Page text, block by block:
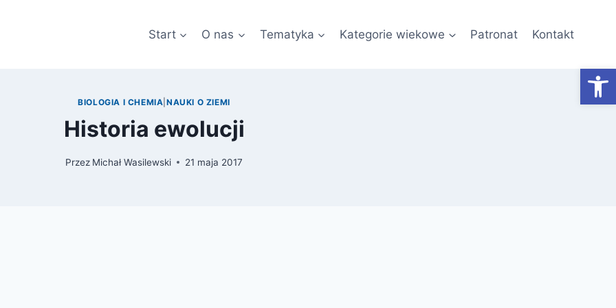
Start O nas Tematyka Kategorie wiekowe Patronat Kontakt
BIOLOGIA I CHEMIA NAUKI O ZIEMI
Historia ewolucji
Przez Michał Wasilewski 21 maja 2017